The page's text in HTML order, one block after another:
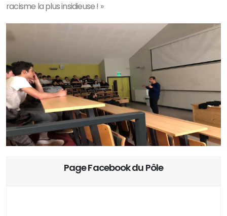
racisme la plus insidieuse ! »
Page Facebook du Pôle